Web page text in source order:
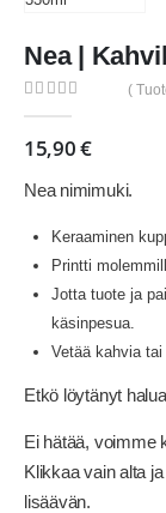
Nea |
0out of 5
(
15,90€
Nea nimimuki.
Keraaminen
Printti
Jotta tuote ja
käsinpesua.
Vetää kahvia
Etkö löytänyt
Ei hätää, voimme
Klikkaa vain alta
lisäävän.